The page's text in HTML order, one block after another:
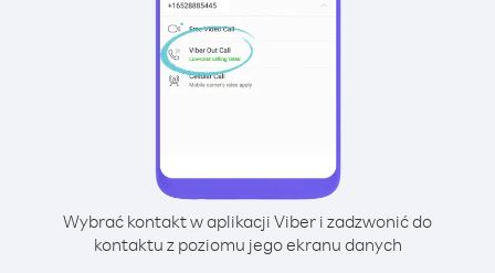
Wybrać kontakt w aplikacji Viber i zadzwonić do
kontaktu z poziomu jego ekranu danych